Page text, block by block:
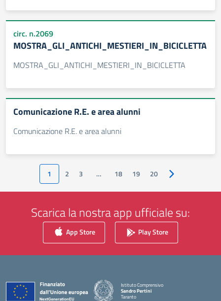
circ. n.2069
MOSTRA_GLI_ANTICHI_MESTIERI_IN_BICICLETTA
MOSTRA_GLI_ANTICHI_MESTIERI_IN_BICICLETTA
Comunicazione R.E. e area alunni
Comunicazione R.E. e area alunni
1 2 3 … 18 19 20 Pagina
Scarica la nostra app ufficiale su:
App Store Play Store
Istituto Comprensivo
Sandro Pertini
Taranto